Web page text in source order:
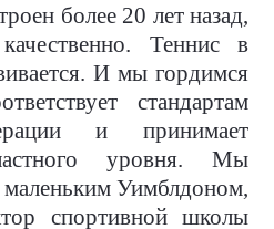
более 20 лет назад,
Теннис в
И мы гордимся
стандартам
и принимает
уровня. Мы
маленьким Уимблдоном,
спортивной школы